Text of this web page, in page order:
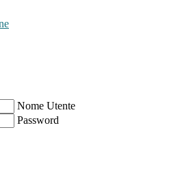
Nome Utente
Password